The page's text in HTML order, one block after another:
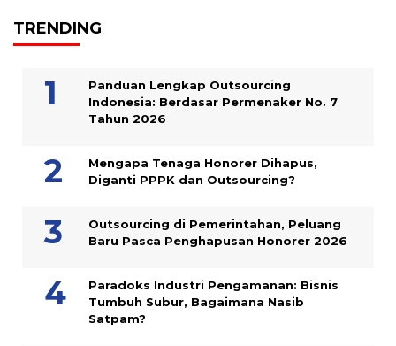
TRENDING
Panduan Lengkap Outsourcing
Indonesia: Berdasar Permenaker No. 7
Tahun 2026
Mengapa Tenaga Honorer Dihapus,
Diganti PPPK dan Outsourcing?
Outsourcing di Pemerintahan, Peluang
Baru Pasca Penghapusan Honorer 2026
Paradoks Industri Pengamanan: Bisnis
Tumbuh Subur, Bagaimana Nasib
Satpam?